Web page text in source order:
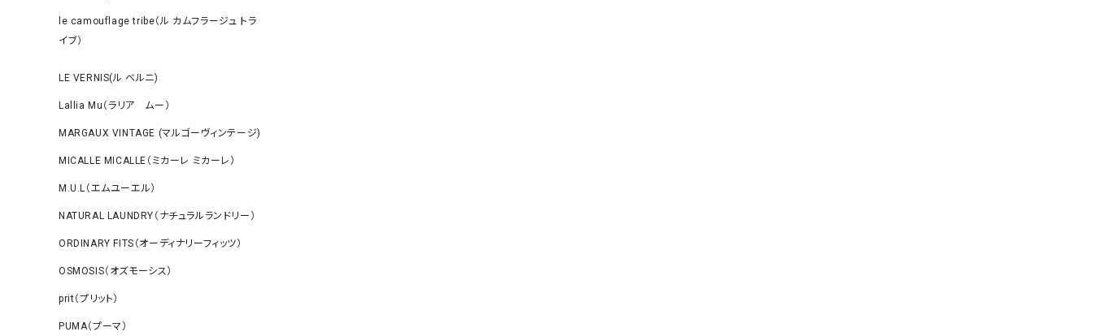
le camouflage tribe（ル カムフラージュ トラ
イブ）
LE VERNIS(ル ベルニ)
Lallia Mu（ラリア ムー）
MARGAUX VINTAGE (マルゴーヴィンテージ)
MICALLE MICALLE（ミカーレ ミカーレ）
M.U.L（エムユーエル）
NATURAL LAUNDRY（ナチュラルランドリー）
ORDINARY FITS（オーディナリーフィッツ）
OSMOSIS（オズモーシス）
prit（プリット）
PUMA（プーマ）